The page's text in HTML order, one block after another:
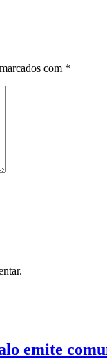
com *
emite